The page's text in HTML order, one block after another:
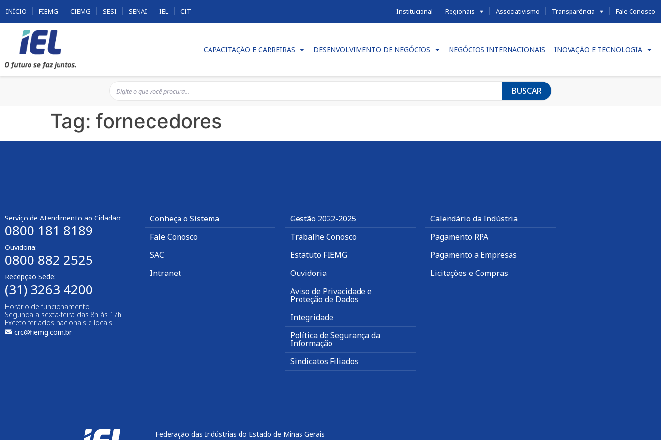
INÍCIO FIEMG CIEMG SESI SENAI IEL CIT Institucional Regionais Associativismo Transparência Fale Conosco
CAPACITAÇÃO E CARREIRAS DESENVOLVIMENTO DE NEGÓCIOS NEGÓCIOS INTERNACIONAIS INOVAÇÃO E TECNOLOGIA
BUSCAR
Tag: fornecedores
Serviço de Atendimento ao Cidadão:
0800 181 8189
Ouvidoria:
0800 882 2525
Recepção Sede:
(31) 3263 4200
Horário de funcionamento:
Segunda a sexta-feira das 8h às 17h
Exceto feriados nacionais e locais.
crc@fiemg.com.br
Conheça o Sistema
Fale Conosco
SAC
Intranet
Gestão 2022-2025
Trabalhe Conosco
Estatuto FIEMG
Ouvidoria
Aviso de Privacidade e
Proteção de Dados
Integridade
Política de Segurança da
Informação
Sindicatos Filiados
Calendário da Indústria
Pagamento RPA
Pagamento a Empresas
Licitações e Compras
Federação das Indústrias do Estado de Minas Gerais